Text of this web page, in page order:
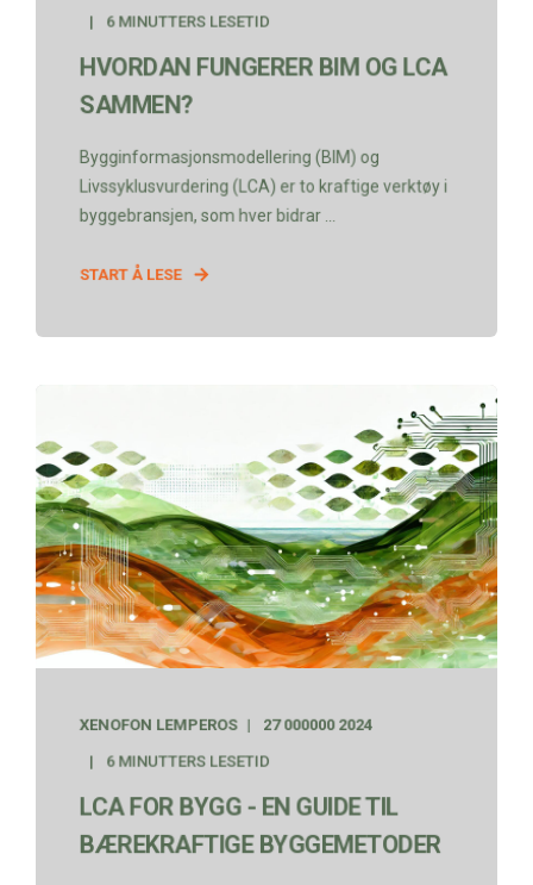
6 MINUTTERS LESETID
HVORDAN FUNGERER BIM OG LCA
SAMMEN?
Bygginformasjonsmodellering (BIM) og
Livssyklusvurdering (LCA) er to kraftige verktøy i
byggebransjen, som hver bidrar ...
START Å LESE
XENOFON LEMPEROS 27 000000 2024
6 MINUTTERS LESETID
LCA FOR BYGG - EN GUIDE TIL
BÆREKRAFTIGE BYGGEMETODER